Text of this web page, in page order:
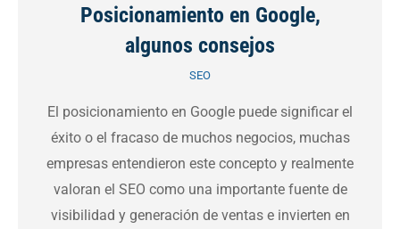
Posicionamiento en Google,
algunos consejos
SEO
El posicionamiento en Google puede significar el
éxito o el fracaso de muchos negocios, muchas
empresas entendieron este concepto y realmente
valoran el SEO como una importante fuente de
visibilidad y generación de ventas e invierten en